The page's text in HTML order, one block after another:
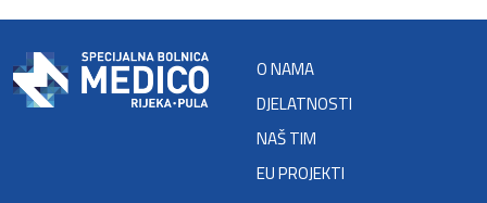
O NAMA
DJELATNOSTI
NAŠ TIM
EU PROJEKTI